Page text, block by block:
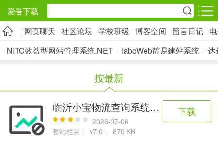
爱吾下载
安卓应用 安卓游戏
旅游出行
社交通讯
2千+款应用
影音播放
实用工具
2万+款应用
金融理财
2百+款应用
网上购物
网页聊天 社区论坛 学校班级 博客空间 留言日记
NITC效益型网站管理系统.NET / IabcWeb简易建站系统 / 达
按最新
临沂小宝物流查询系统(带数据)(包含
2026-07-06
整站栏目
v7.0 870 KB
下载